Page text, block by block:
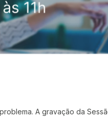
A gravação da